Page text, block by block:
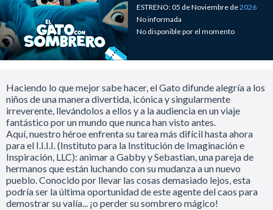
ESTRENO: 05 de Noviembre de2026
No informada
No disponible por el momento
Haciendo lo que mejor sabe hacer, el Gato difunde alegría a los
niños de una manera divertida, icónica y singularmente
irreverente, llevándolos a ellos y a la audiencia en un viaje
fantástico por un mundo que nunca han visto antes.
Aquí, nuestro héroe enfrenta su tarea más difícil hasta ahora
para el I.I.I.I. (Instituto para la Institución de Imaginación e
Inspiración, LLC): animar a Gabby y Sebastian, una pareja de
hermanos que están luchando con su mudanza a un nuevo
pueblo. Conocido por llevar las cosas demasiado lejos, esta
podría ser la última oportunidad de este agente del caos para
demostrar su valía... ¡o perder su sombrero mágico!